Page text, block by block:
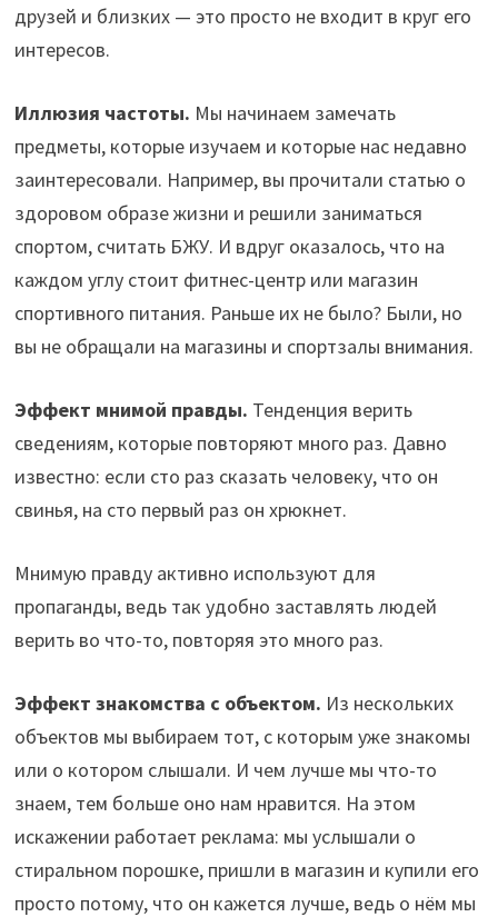
друзей и близких — это просто не входит в круг его
интересов.
Иллюзия частоты. Мы начинаем замечать
предметы, которые изучаем и которые нас недавно
заинтересовали. Например, вы прочитали статью о
здоровом образе жизни и решили заниматься
спортом, считать БЖУ. И вдруг оказалось, что на
каждом углу стоит фитнес-центр или магазин
спортивного питания. Раньше их не было? Были, но
вы не обращали на магазины и спортзалы внимания.
Эффект мнимой правды. Тенденция верить
сведениям, которые повторяют много раз. Давно
известно: если сто раз сказать человеку, что он
свинья, на сто первый раз он хрюкнет.
Мнимую правду активно используют для
пропаганды, ведь так удобно заставлять людей
верить во что-то, повторяя это много раз.
Эффект знакомства с объектом. Из нескольких
объектов мы выбираем тот, с которым уже знакомы
или о котором слышали. И чем лучше мы что-то
знаем, тем больше оно нам нравится. На этом
искажении работает реклама: мы услышали о
стиральном порошке, пришли в магазин и купили его
просто потому, что он кажется лучше, ведь о нём мы